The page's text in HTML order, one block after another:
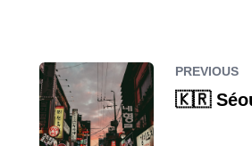
PREVIOUS
🇰🇷